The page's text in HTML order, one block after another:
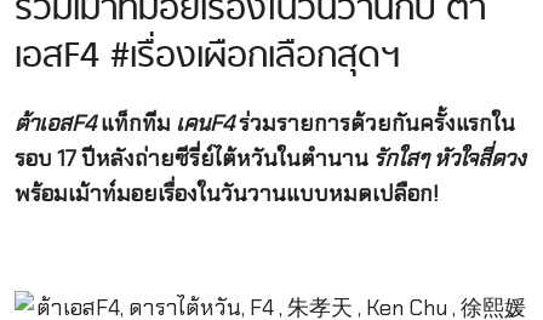
เอสF4 #เรื่องเผือกเลือกสุดฯ
ต้าเอสF4แท็กทีม เคนF4ร่วมรายการด้วยกันครั้งแรกใน
รอบ 17 ปีหลังถ่ายซีรี่ย์ไต้หวันในตำนาน รักใสๆ หัวใจสี่ดวง
พร้อมเม้าท์มอยเรื่องในวันวานแบบหมดเปลือก!